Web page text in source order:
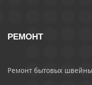
РЕМОНТ
Ремонт бытовых